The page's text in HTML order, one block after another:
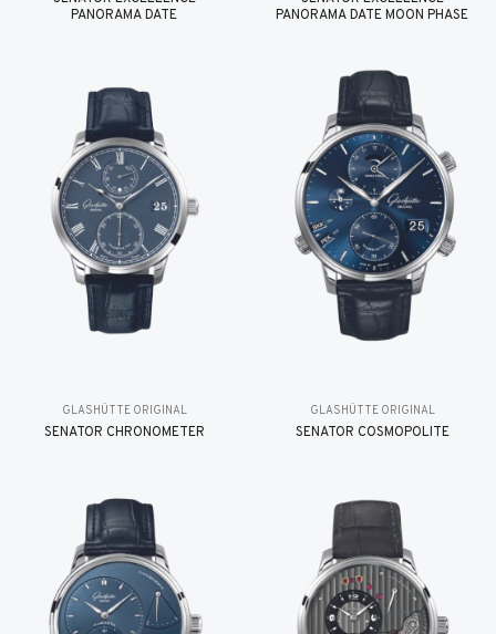
PANORAMA DATE
PANORAMA DATE MOON PHASE
GLASHÜTTE ORIGINAL
SENATOR CHRONOMETER
GLASHÜTTE ORIGINAL
SENATOR COSMOPOLITE